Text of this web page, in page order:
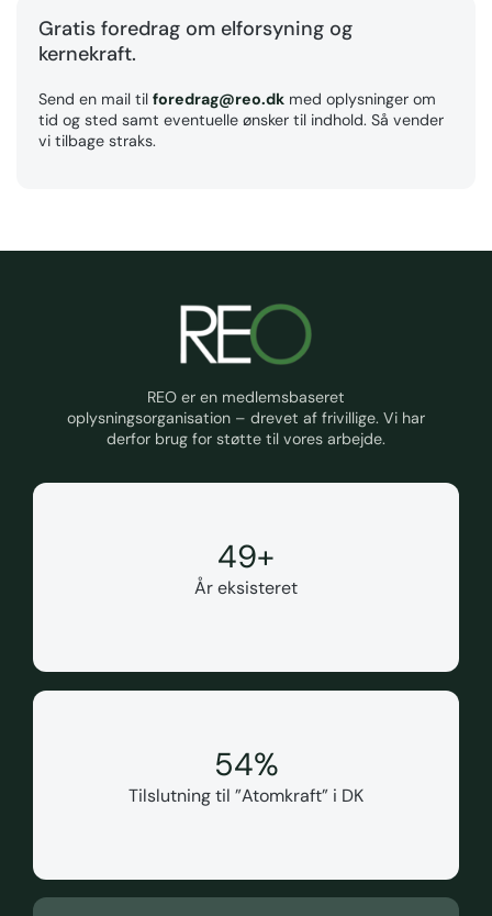
Gratis foredrag om elforsyning og
kernekraft.
Send en mail til foredrag@reo.dk med oplysninger om
tid og sted samt eventuelle ønsker til indhold. Så vender
vi tilbage straks.
REO er en medlemsbaseret
oplysningsorganisation – drevet af frivillige. Vi har
derfor brug for støtte til vores arbejde.
50+
År eksisteret
55%
Tilslutning til ”Atomkraft” i DK